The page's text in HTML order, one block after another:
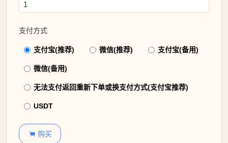
支付方式
支付宝(推荐) 微信(推荐) 支付宝(备用)
微信(备用)
无法支付返回重新下单或换支付方式(支付宝推荐)
USDT
 购买